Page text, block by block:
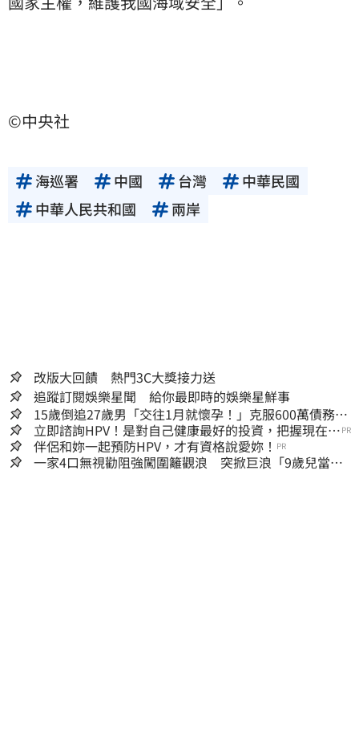
©中央社
海巡署 中國 台灣
中華民國
中華人民共和國
兩岸
改版大回饋 熱門3C大獎接力送
追蹤訂閱娛樂星聞 給你最即時的娛樂星鮮事
15歲倒追27歲男「交往1月就懷孕！」克服600萬債務
36歲美魔女當阿嬤了
立即諮詢HPV！是對自己健康最好的投資，把握現在不
嫌晚！
PR
伴侶和妳一起預防HPV，才有資格說愛妳！ PR
一家4口無視勸阻強闖圍籬觀浪 突掀巨浪「9歲兒當場